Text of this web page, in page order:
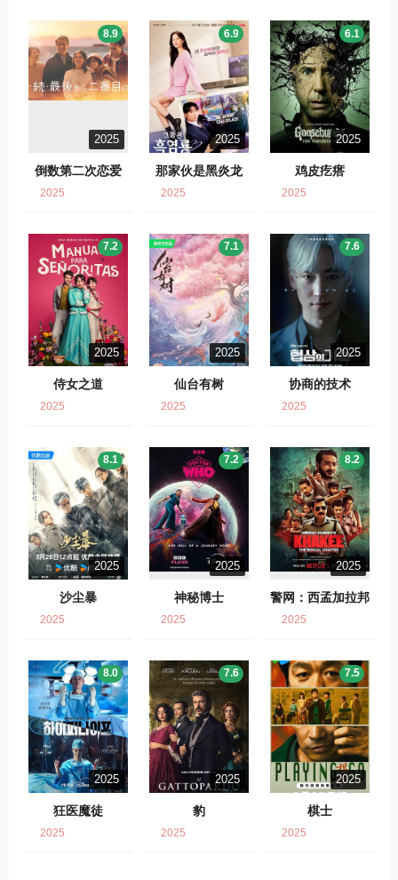
2025
倒数第二次恋爱
8.9
2025
2025
那家伙是黑炎龙
6.9
2025
2025
鸡皮疙瘩
6.1
2025
2025
侍女之道
7.2
2025
2025
仙台有树
7.1
2025
2025
协商的技术
7.6
2025
2025
沙尘暴
8.1
2025
2025
神秘博士
7.2
2025
2025
警网：西孟加拉邦
8.2
2025
2025
狂医魔徒
8.0
2025
2025
豹
7.6
2025
2025
棋士
7.5
2025